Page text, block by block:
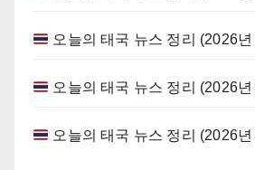
오늘의 태국 뉴스 정리 (2026
오늘의 태국 뉴스 정리 (2026
오늘의 태국 뉴스 정리 (2026